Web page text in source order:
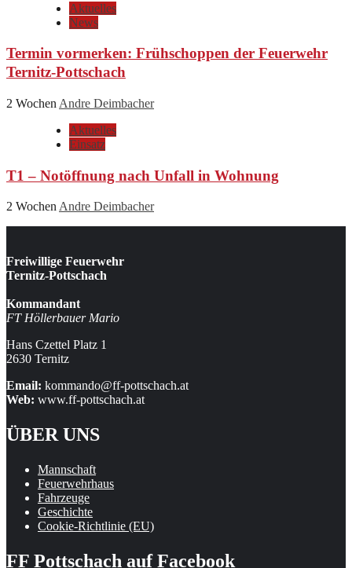
Aktuelles
News
Termin vormerken: Frühschoppen der Feuerwehr
Ternitz-Pottschach
2 Wochen Andre Deimbacher
Aktuelles
Einsatz
T1 – Notöffnung nach Unfall in Wohnung
2 WochenAndre Deimbacher
Freiwillige Feuerwehr
Ternitz-Pottschach
Kommandant
FT Höllerbauer Mario
Hans Czettel Platz 1
2630 Ternitz
Email: kommando@ff-pottschach.at
Web: www.ff-pottschach.at
ÜBER UNS
Mannschaft
Feuerwehrhaus
Fahrzeuge
Geschichte
Cookie-Richtlinie (EU)
FF Pottschach auf Facebook